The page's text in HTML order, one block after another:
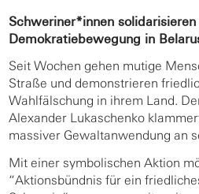
Schweriner*innen
Demokratiebewegung in
Seit Wochen gehen mutige
Straße und demonstrieren
Wahlfälschung in ihrem Land.
Alexander Lukaschenko
massiver Gewaltanwendung an
Mit einer symbolischen Aktion
“Aktionsbündnis für ein